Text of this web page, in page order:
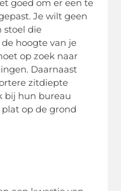
goed om er een te
Je wilt geen
stoel die
hoogte van je
op zoek naar
Daarnaast
zitdiepte
bij hun bureau
op de grond